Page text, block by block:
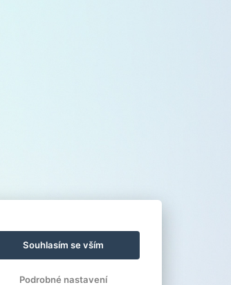
Souhlasím se vším
Podrobné nastavení